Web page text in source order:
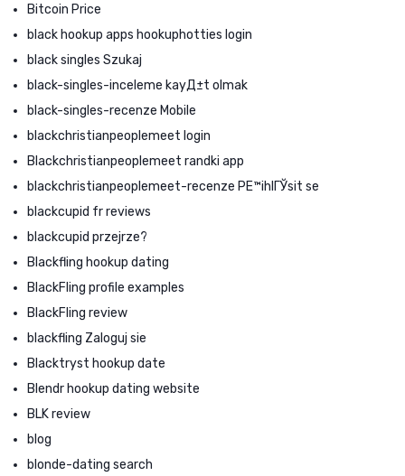
Bitcoin Price
black hookup apps hookuphotties login
black singles Szukaj
black-singles-inceleme kayД±t olmak
black-singles-recenze Mobile
blackchristianpeoplemeet login
Blackchristianpeoplemeet randki app
blackchristianpeoplemeet-recenze PЕ™ihlГЎsit se
blackcupid fr reviews
blackcupid przejrze?
Blackfling hookup dating
BlackFling profile examples
BlackFling review
blackfling Zaloguj sie
Blacktryst hookup date
Blendr hookup dating website
BLK review
blog
blonde-dating search